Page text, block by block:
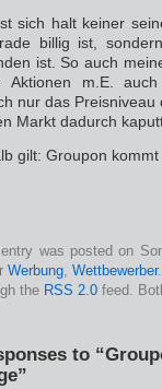
sich halt keiner
billig ist,
ist. So auch
Aktionen m.E.
nur das
Markt dadurch
gilt: Groupon
was posted on
Werbung,Wettbewerber
the RSS 2.0 feed.
to